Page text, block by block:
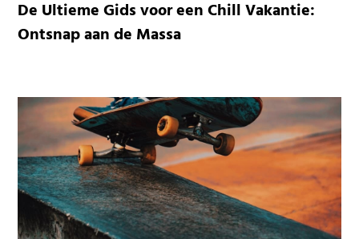
De Ultieme Gids voor een Chill Vakantie:
Ontsnap aan de Massa